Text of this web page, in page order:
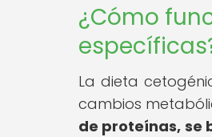
¿Cómo
La dieta
cambios
de proteínas, se